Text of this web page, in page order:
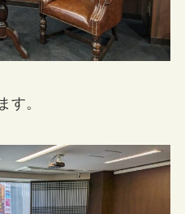
す。